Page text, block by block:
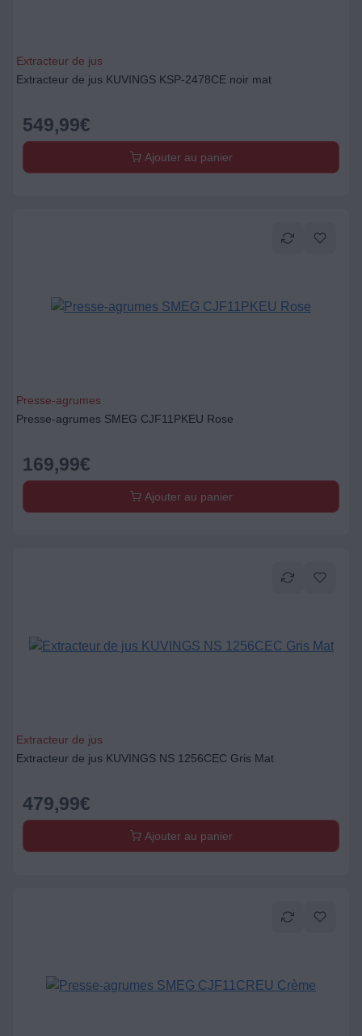
Extracteur de jus
Extracteur de jus KUVINGS KSP-2478CE noir mat
549,99€
Ajouter au panier
Presse-agrumes
Presse-agrumes SMEG CJF11PKEU Rose
169,99€
Ajouter au panier
Extracteur de jus
Extracteur de jus KUVINGS NS 1256CEC Gris Mat
479,99€
Ajouter au panier